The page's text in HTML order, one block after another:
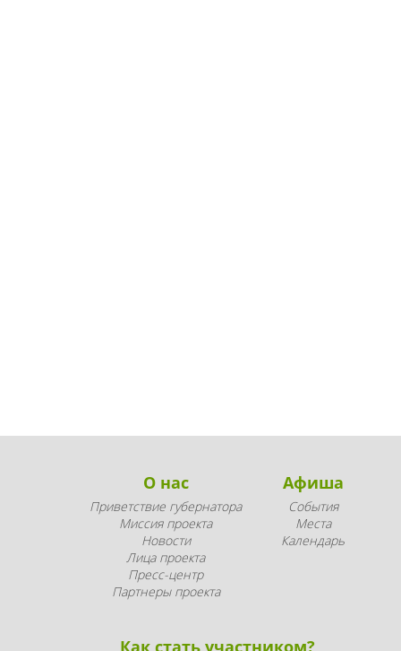
О нас
Приветствие губернатора
Миссия проекта
Новости
Лица проекта
Пресс-центр
Партнеры проекта
Афиша
События
Места
Календарь
Как стать участником?